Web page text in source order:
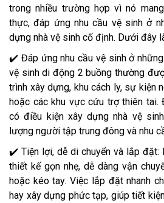
trong nhiều trường hợp vì nó
thực, đáp ứng nhu cầu vệ sinh ở
dựng nhà vệ sinh cố định. Dưới đây
✔️ Đáp ứng nhu cầu vệ sinh ở
vệ sinh di động 2 buồng thường
trình xây dựng, khu cách ly, sự kiện
hoặc các khu vực cứu trợ thiên tai.
có điều kiện xây dựng nhà vệ
lượng người tập trung đông và nhu
✔️ Tiện lợi, dễ di chuyển và lắp đặt:
thiết kế gọn nhẹ, dễ dàng vận
hoặc kéo tay. Việc lắp đặt nhanh
hay xây dựng phức tạp, giúp tiết